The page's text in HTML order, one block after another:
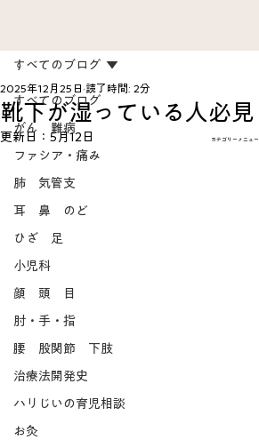
すべてのブログ
がん 難病
ファシア・痛み
肺 気管支
耳 鼻 のど
ひざ 足
小児科
顔 頭 目
肘・手・指
腰 股関節 下肢
治療法開発史
ハリじいの育児相談
お灸
すべてのブログ
靴下が湿っている人必見
2025年12月25日 読了時間: 2分
更新日： 5月12日 カテゴリーメニュー